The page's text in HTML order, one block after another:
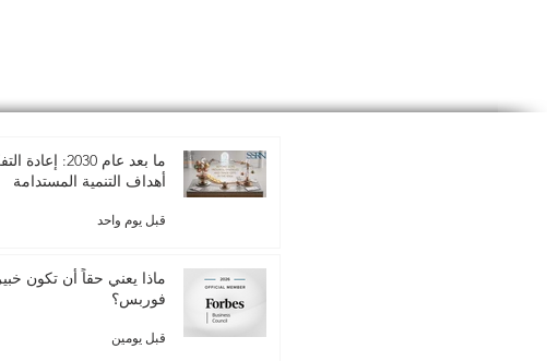
ما بعد عام 2030:
أهداف التنمية المستدامة
قبل يوم واحد
ماذا يعني حقاً أن تكون
فوربس؟
قبل يومين